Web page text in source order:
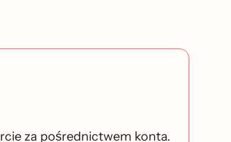
za pośrednictwem konta.